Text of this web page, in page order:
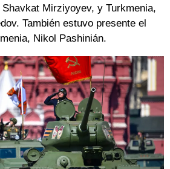
Mirziyoyev, y Turkmenia,
También estuvo presente el
Nikol Pashinián.